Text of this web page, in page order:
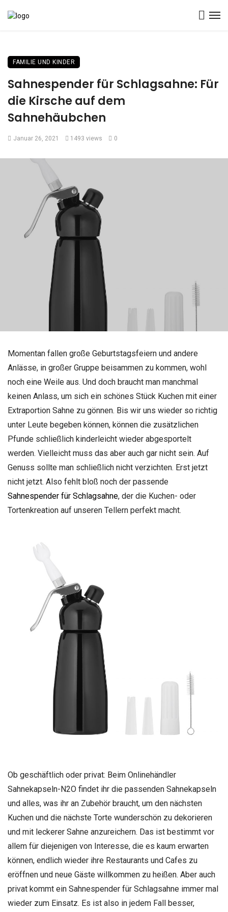
FAMILIE UND KINDER
Sahnespender für Schlagsahne: Für
die Kirsche auf dem
Sahnehäubchen
Januar 26, 2021 1493 views 0
Momentan fallen große Geburtstagsfeiern und andere
Anlässe, in großer Gruppe beisammen zu kommen, wohl
noch eine Weile aus. Und doch braucht man manchmal
keinen Anlass, um sich ein schönes Stück Kuchen mit einer
Extraportion Sahne zu gönnen. Bis wir uns wieder so richtig
unter Leute begeben können, können die zusätzlichen
Pfunde schließlich kinderleicht wieder abgesportelt
werden. Vielleicht muss das aber auch gar nicht sein. Auf
Genuss sollte man schließlich nicht verzichten. Erst jetzt
nicht jetzt. Also fehlt bloß noch der passende
Sahnespender für Schlagsahne, der die Kuchen- oder
Tortenkreation auf unseren Tellern perfekt macht.
Ob geschäftlich oder privat: Beim Onlinehändler
Sahnekapseln-N2O findet ihr die passenden Sahnekapseln
und alles, was ihr an Zubehör braucht, um den nächsten
Kuchen und die nächste Torte wunderschön zu dekorieren
und mit leckerer Sahne anzureichern. Das ist bestimmt vor
allem für diejenigen von Interesse, die es kaum erwarten
können, endlich wieder ihre Restaurants und Cafes zu
eröffnen und neue Gäste willkommen zu heißen. Aber auch
privat kommt ein Sahnespender für Schlagsahne immer mal
wieder zum Einsatz. Es ist also in jedem Fall besser,